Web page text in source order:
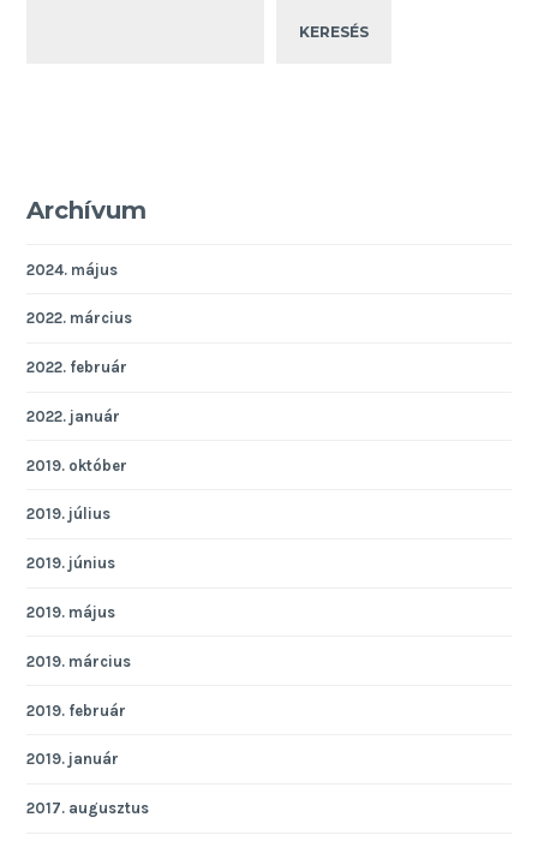
KERESÉS
Archívum
2024. május
2022. március
2022. február
2022. január
2019. október
2019. július
2019. június
2019. május
2019. március
2019. február
2019. január
2017. augusztus